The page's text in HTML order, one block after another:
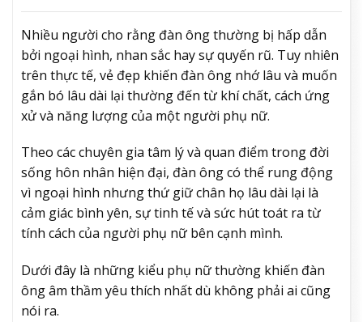
Nhiều người cho rằng đàn ông thường bị hấp dẫn
bởi ngoại hình, nhan sắc hay sự quyến rũ. Tuy nhiên
trên thực tế, vẻ đẹp khiến đàn ông nhớ lâu và muốn
gắn bó lâu dài lại thường đến từ khí chất, cách ứng
xử và năng lượng của một người phụ nữ.
Theo các chuyên gia tâm lý và quan điểm trong đời
sống hôn nhân hiện đại, đàn ông có thể rung động
vì ngoại hình nhưng thứ giữ chân họ lâu dài lại là
cảm giác bình yên, sự tinh tế và sức hút toát ra từ
tính cách của người phụ nữ bên cạnh mình.
Dưới đây là những kiểu phụ nữ thường khiến đàn
ông âm thầm yêu thích nhất dù không phải ai cũng
nói ra.